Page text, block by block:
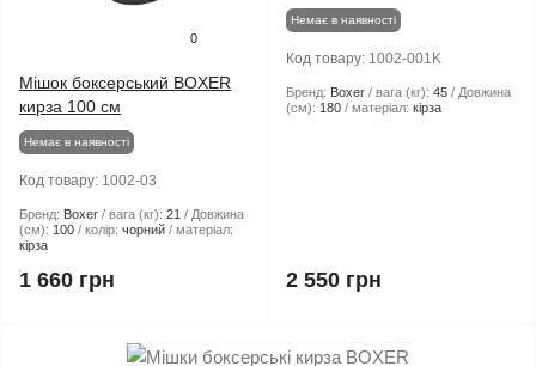
0
Мішок боксерський BOXER
кирза 100 см
Немає в наявності
Код товару: 1002-03
Бренд: Boxer вага (кг): 21
Довжина
(см): 100 колір: чорний
матеріал:
кірза
1 660 грн
Немає в наявності
Код товару: 1002-001K
Бренд: Boxer вага (кг): 45
Довжина
(см): 180 матеріал: кірза
2 550 грн